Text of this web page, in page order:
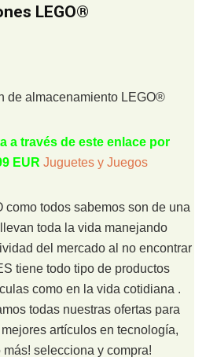
LEGO®
de almacenamiento LEGO®
a través de este enlace por
EUR Juguetes y Juegos
como todos sabemos son de una
toda la vida manejando
del mercado al no encontrar
tiene todo tipo de productos
como en la vida cotidiana .
todas nuestras ofertas para
artículos en tecnología,
selecciona y compra!